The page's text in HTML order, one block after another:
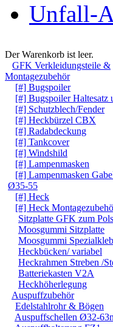
Unfall-
Der Warenkorb ist leer.
GFK Verkleidungsteile &
Montagezubehör
[#] Bugspoiler
[#] Bugspoiler Haltesatz
[#] Schutzblech/Fender
[#] Heckbürzel CBX
[#] Radabdeckung
[#] Tankcover
[#] Windshild
[#] Lampenmasken
[#] Lampenmasken
Ø35-55
[#] Heck
[#] Heck
Sitzplatte GFK zum
Moosgummi Sitzplatte
Moosgummi
Heckbücken/ variabel
Heckrahmen Streben /
Batteriekasten V2A
Heckhöherlegung
Auspuffzubehör
Edelstahlrohr & Bögen
Auspuffschellen Ø32-